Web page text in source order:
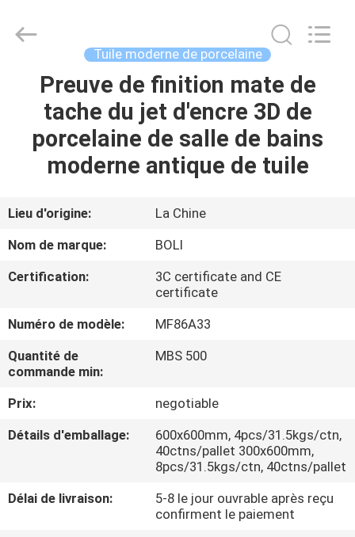
MAISON
VIDÉOS
À
PROPOS
DE
NOUS
DE
CERAMICS
Tuile moderne de porcelaine
Preuve de finition mate de
tache du jet d'encre 3D de
porcelaine de salle de bains
moderne antique de tuile
Lieu d'origine:
La Chine
Nom de marque:
BOLI
Certification:
3C certificate and CE
certificate
Numéro de modèle:
MF86A33
Quantité de
commande min:
MBS 500
Prix:
negotiable
Détails d'emballage:
600x600mm, 4pcs/31.5kgs/ctn,
40ctns/pallet 300x600mm,
8pcs/31.5kgs/ctn, 40ctns/pallet
Délai de livraison:
5-8 le jour ouvrable après reçu
confirment le paiement